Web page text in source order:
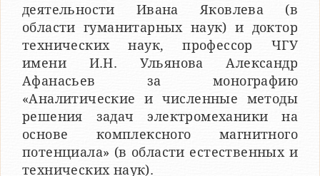
деятельности Ивана Яковлева (в
области гуманитарных наук) и доктор
технических наук, профессор ЧГУ
имени И.Н. Ульянова Александр
Афанасьев за монографию
«Аналитические и численные методы
решения задач электромеханики на
основе комплексного магнитного
потенциала» (в области естественных и
технических наук).